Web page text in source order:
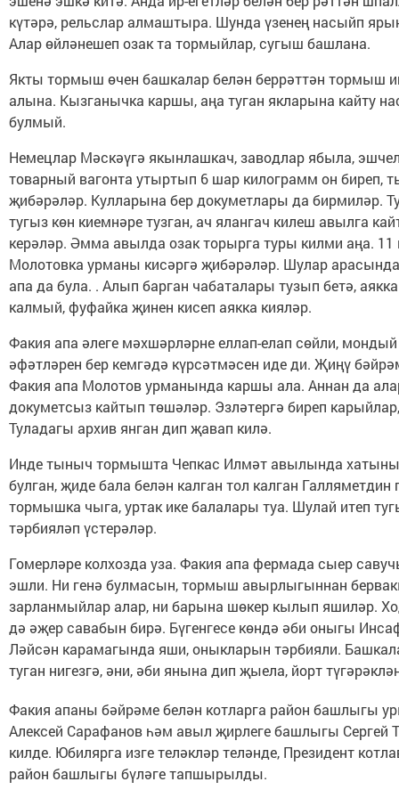
күтәрә, рельслар алмаштыра. Шунда үзенең насыйп
Алар өйләнешеп озак та тормыйлар, сугыш башлана.
Якты тормыш өчен башкалар белән беррәттән тормыш
алына. Кызганычка каршы, аңа туган якларына кайту
булмый.
Немецлар Мәскәүгә якынлашкач, заводлар ябыла,
товарный вагонта утыртып 6 шар килограмм он биреп,
җибәрәләр. Кулларына бер докуметлары да бирмиләр.
тугыз көн киемнәре тузган, ач ялангач килеш авылга
керәләр. Әмма авылда озак торырга туры килми аңа. 11
Молотовка урманы кисәргә җибәрәләр. Шулар
апа да була. . Алып барган чабаталары тузып бетә,
калмый, фуфайка җинен кисеп аякка кияләр.
Факия апа әлеге мәхшәрләрне еллап-елап сөйли,
әфәтләрен бер кемгәдә күрсәтмәсен иде ди. Җиңү
Факия апа Молотов урманында каршы ала. Аннан да
докуметсыз кайтып төшәләр. Эзләтергә биреп
Туладагы архив янган дип җавап килә.
Инде тыныч тормышта Чепкас Илмәт авылында
булган, җиде бала белән калган тол калган Галляметдин
тормышка чыга, уртак ике балалары туа. Шулай итеп
тәрбияләп үстерәләр.
Гомерләре колхозда уза. Факия апа фермада сыер
эшли. Ни генә булмасын, тормыш авырлыгыннан
зарланмыйлар алар, ни барына шөкер кылып яшиләр.
дә әҗер савабын бирә. Бүгенгесе көндә әби оныгы
Ләйсән карамагында яши, оныкларын тәрбияли.
туган нигезгә, әни, әби янына дип җыела, йорт
Факия апаны бәйрәме белән котларга район башлыгы
Алексей Сарафанов һәм авыл җирлеге башлыгы Сергей
килде. Юбилярга изге теләкләр теләнде, Президент
район башлыгы бүләге тапшырылды.